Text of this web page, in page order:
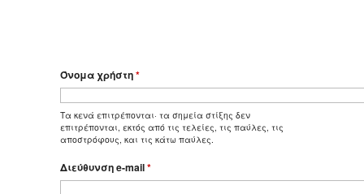
Όνομα χρήστη*
Τα κενά επιτρέπονται· τα σημεία στίξης δεν
επιτρέπονται, εκτός από τις τελείες, τις παύλες, τις
αποστρόφους, και τις κάτω παύλες.
Διεύθυνση e-mail*